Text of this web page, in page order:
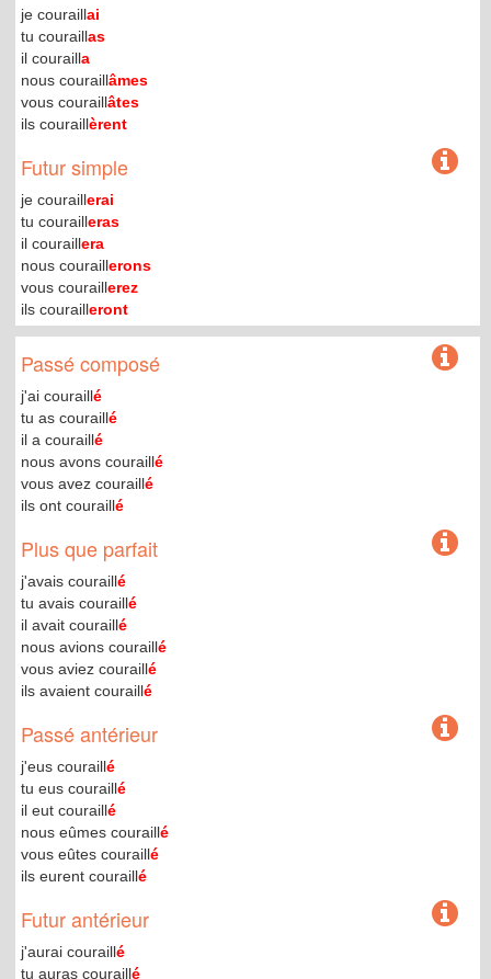
je couraillai
tu couraillas
il courailla
nous couraillâmes
vous couraillâtes
ils couraillèrent
Futur simple
je couraillerai
tu courailleras
il couraillera
nous couraillerons
vous couraillerez
ils courailleront
Passé composé
j'ai couraillé
tu as couraillé
il a couraillé
nous avons couraillé
vous avez couraillé
ils ont couraillé
Plus que parfait
j'avais couraillé
tu avais couraillé
il avait couraillé
nous avions couraillé
vous aviez couraillé
ils avaient couraillé
Passé antérieur
j'eus couraillé
tu eus couraillé
il eut couraillé
nous eûmes couraillé
vous eûtes couraillé
ils eurent couraillé
Futur antérieur
j'aurai couraillé
tu auras couraillé